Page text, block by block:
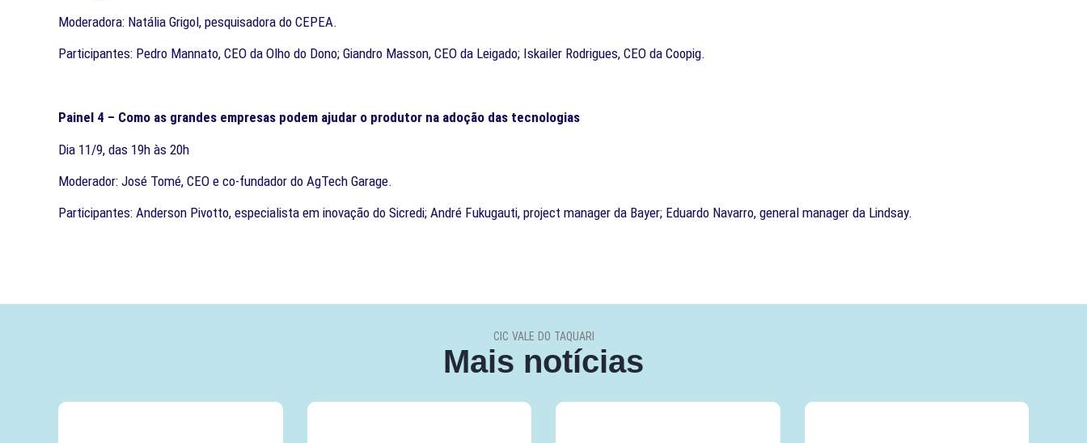
Moderadora: Natália Grigol, pesquisadora do CEPEA.
Participantes: Pedro Mannato, CEO da Olho do Dono; Giandro Masson, CEO da Leigado; Iskailer Rodrigues, CEO da Coopig.
Painel 4 – Como as grandes empresas podem ajudar o produtor na adoção das tecnologias
Dia 11/9, das 19h às 20h
Moderador: José Tomé, CEO e co-fundador do AgTech Garage.
Participantes: Anderson Pivotto, especialista em inovação do Sicredi; André Fukugauti, project manager da Bayer; Eduardo Navarro, general manager da Lindsay.
CIC VALE DO TAQUARI
Mais notícias